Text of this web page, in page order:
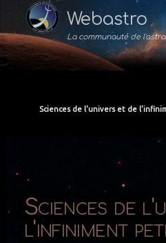
Webastro
La communauté de
Sciences de
l'infiniment